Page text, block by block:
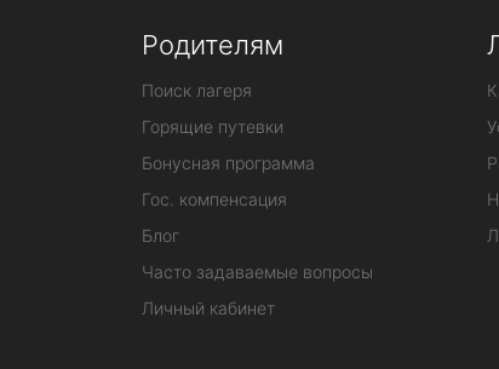
Родителям
Поиск лагеря
Горящие путевки
Бонусная программа
Гос. компенсация
Блог
Часто задаваемые вопросы
Личный кабинет